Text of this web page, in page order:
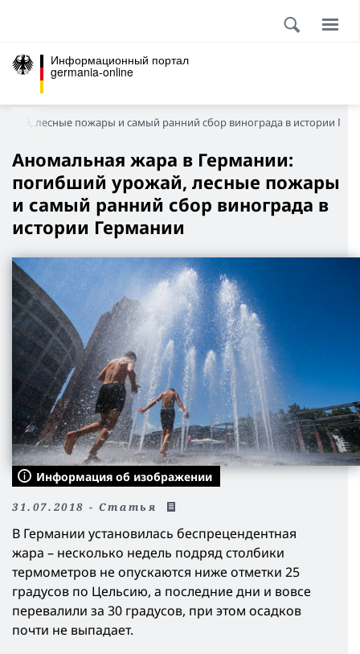
Информационный портал
germania-online
лесные пожары и самый ранний сбор винограда в истории
Аномальная жара в Германии:
погибший урожай, лесные пожары
и самый ранний сбор винограда в
истории Германии
Информация об изображении
31.07.2018 - Статья
В Германии установилась беспрецендентная
жара – несколько недель подряд столбики
термометров не опускаются ниже отметки 25
градусов по Цельсию, а последние дни и вовсе
перевалили за 30 градусов, при этом осадков
почти не выпадает.